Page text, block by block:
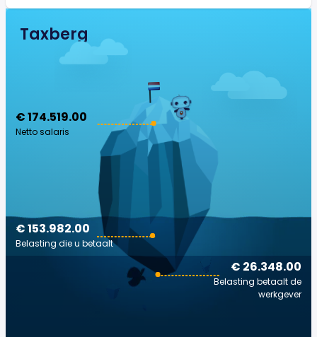
Taxberg
€ 174.519.00
Netto salaris
€ 26.348.00
Belasting betaalt de
werkgever
€ 153.982.00
Belasting die u betaalt